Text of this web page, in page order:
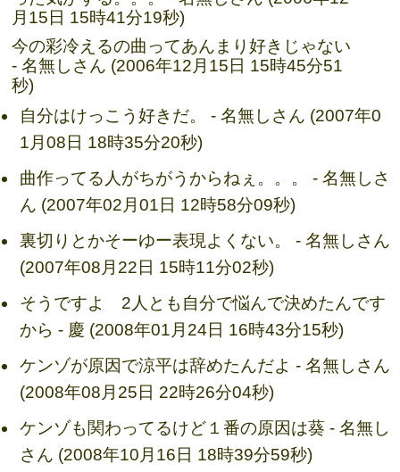
月15日 15時41分19秒)
今の彩冷えるの曲ってあんまり好きじゃない
- 名無しさん (2006年12月15日 15時45分51
秒)
自分はけっこう好きだ。 - 名無しさん (2007年0
1月08日 18時35分20秒)
曲作ってる人がちがうからねぇ。。。 - 名無しさ
ん (2007年02月01日 12時58分09秒)
裏切りとかそーゆー表現よくない。 - 名無しさん
(2007年08月22日 15時11分02秒)
そうですよ 2人とも自分で悩んで決めたんです
から - 慶 (2008年01月24日 16時43分15秒)
ケンゾが原因で涼平は辞めたんだよ - 名無しさん
(2008年08月25日 22時26分04秒)
ケンゾも関わってるけど１番の原因は葵 - 名無し
さん (2008年10月16日 18時39分59秒)